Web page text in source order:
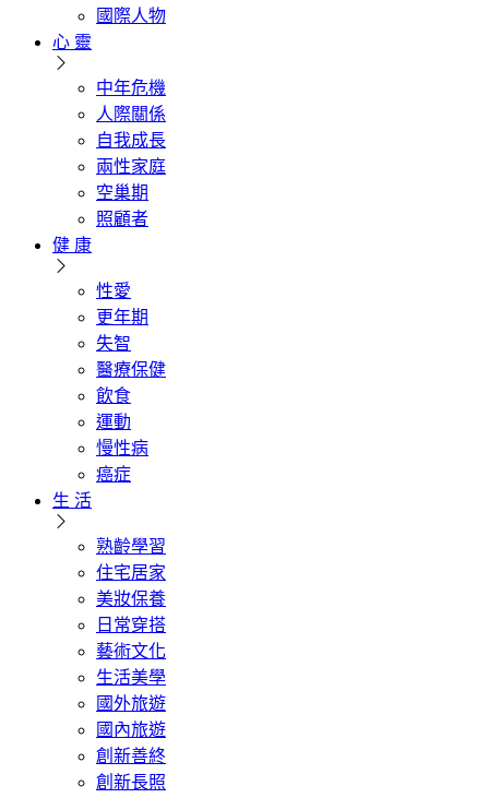
國際人物
心 靈
中年危機
人際關係
自我成長
兩性家庭
空巢期
照顧者
健 康
性愛
更年期
失智
醫療保健
飲食
運動
慢性病
癌症
生 活
熟齡學習
住宅居家
美妝保養
日常穿搭
藝術文化
生活美學
國外旅遊
國內旅遊
創新善終
創新長照